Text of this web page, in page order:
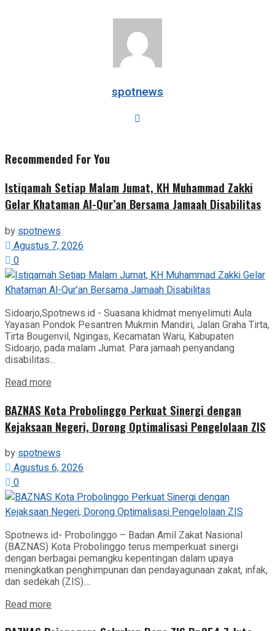
spotnews
Recommended For You
Istiqamah Setiap Malam Jumat, KH Muhammad Zakki
Gelar Khataman Al-Qur’an Bersama Jamaah Disabilitas
byspotnews
Agustus 7, 2026
0
Sidoarjo,Spotnews.id - Suasana khidmat menyelimuti Aula
Yayasan Pondok Pesantren Mukmin Mandiri, Jalan Graha Tirta,
Tirta Bougenvil, Ngingas, Kecamatan Waru, Kabupaten
Sidoarjo, pada malam Jumat. Para jamaah penyandang
disabilitas...
Read more
BAZNAS Kota Probolinggo Perkuat Sinergi dengan
Kejaksaan Negeri, Dorong Optimalisasi Pengelolaan ZIS
byspotnews
Agustus 6, 2026
0
Spotnews.id- Probolinggo – Badan Amil Zakat Nasional
(BAZNAS) Kota Probolinggo terus memperkuat sinergi
dengan berbagai pemangku kepentingan dalam upaya
meningkatkan penghimpunan dan pendayagunaan zakat, infak,
dan sedekah (ZIS)....
Read more